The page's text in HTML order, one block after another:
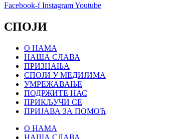
Facebook-f InstagramYoutube
СПОЈИ
О НАМА
НАША СЛАВА
ПРИЗНАЊА
СПОЈИ У МЕДИЈИМА
УМРЕЖАВАЊЕ
ПОДРЖИТЕ НАС
ПРИКЉУЧИ СЕ
ПРИЈАВА ЗА ПОМОЋ
О НАМА
НАША СЛАВА